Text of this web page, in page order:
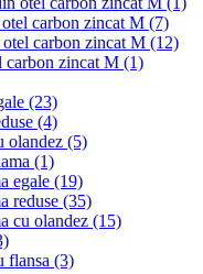
carbon zincat M (7)
carbon zincat M (12)
carbon zincat M (1)
(23)
(4)
olandez (5)
(1)
egale (19)
reduse (35)
cu olandez (15)
flansa (3)